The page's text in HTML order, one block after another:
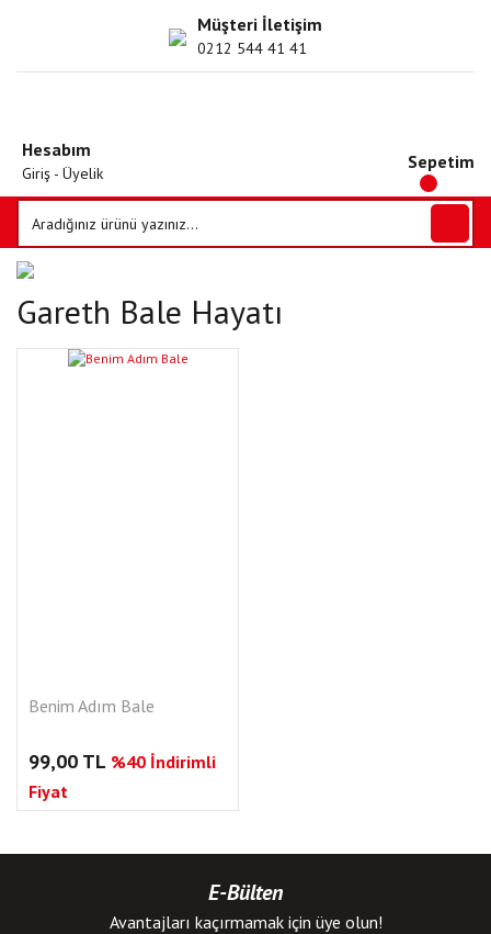
Müşteri İletişim
0212 544 41 41
Hesabım
Giriş - Üyelik
Sepetim
Gareth Bale Hayatı
Benim Adım Bale
99,00 TL %40 İndirimli
Fiyat
E-Bülten
Avantajları kaçırmamak için üye olun!